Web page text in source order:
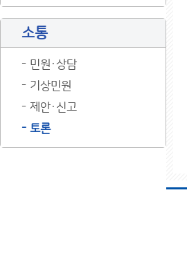
소통
민원·상담
기상민원
제안·신고
토론